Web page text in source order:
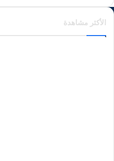
الأكثر مشاهدة